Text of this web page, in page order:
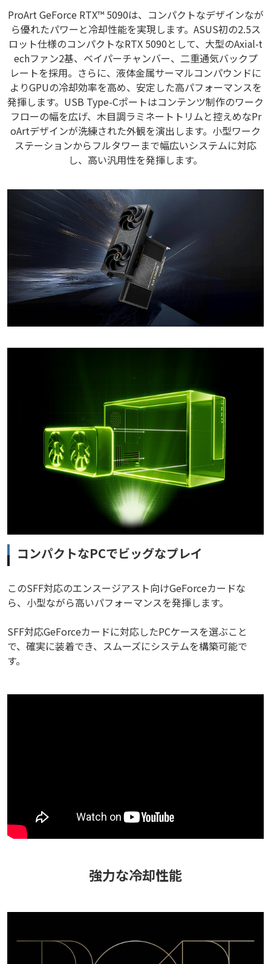
ProArt GeForce RTX™ 5090は、コンパクトなデザインなが
ら優れたパワーと冷却性能を実現します。ASUS初の2.5ス
ロット仕様のコンパクトなRTX 5090として、大型のAxial-t
echファン2基、ベイパーチャンバー、二重通気バックプ
レートを採用。さらに、液体金属サーマルコンパウンドに
よりGPUの冷却効率を高め、安定した高パフォーマンスを
発揮します。USB Type-Cポートはコンテンツ制作のワーク
フローの幅を広げ、木目調ラミネートトリムと控えめなPr
oArtデザインが洗練された外観を演出します。小型ワーク
ステーションからフルタワーまで幅広いシステムに対応
し、高い汎用性を発揮します。
コンパクトなPCでビッグなプレイ
このSFF対応のエンスージアスト向けGeForceカードな
ら、小型ながら高いパフォーマンスを発揮します。
SFF対応GeForceカードに対応したPCケースを選ぶこと
で、確実に装着でき、スムーズにシステムを構築可能で
す。
強力な冷却性能